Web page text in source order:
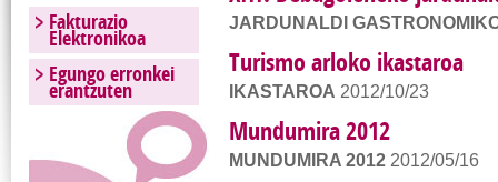
JARDUNALDI
Turismo arloko ikastaroa
IKASTAROA 2012/10/23
Mundumira 2012
MUNDUMIRA 2012 2012/05/16
Fakturazio
Elektronikoa
Egungo erronkei
erantzuten